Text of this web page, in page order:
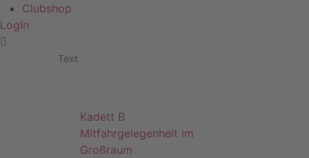
Clubshop
LogIn
Text
Kadett B
Mitfahrgelegenheit im
Großraum